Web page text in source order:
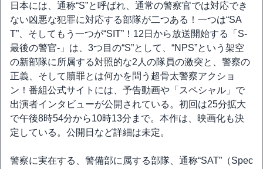
日本には、通称“S”と呼ばれ、通常の警察官では対応でき
ない凶悪な犯罪に対応する部隊が二つある！一つは“SA
T”、そしてもう一つが“SIT”！12日から放送開始する「S-
最後の警官-」は、3つ目の“S”として、“NPS”という架空
の新部隊に所属する対照的な2人の隊員の激突と、警察の
正義、そして贖罪とは何かを問う超骨太警察アクショ
ン！番組公式サイトには、予告動画や「スペシャル」で
出演者インタビューが公開されている。初回は25分拡大
で午後8時54分から10時13分まで。本作は、映画化も決
定している。公開日など詳細は未定。
警察に実在する、警備部に属する部隊、通称“SAT”（Spec